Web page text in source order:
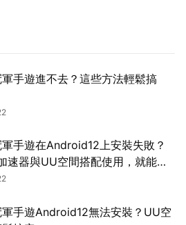
手遊進不去？這些方法輕鬆搞
手遊在Android12上安裝失敗？
速器與UU空間搭配使用，就能輕
手遊Android12無法安裝？UU空